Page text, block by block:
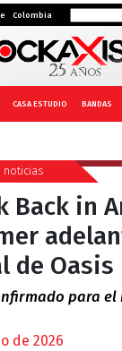
Colombia
CASA ESTUDIO BANDAS
noticias
Back in
de Oasis
para el
de 2026